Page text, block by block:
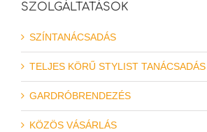
SZOLGÁLTATÁSOK
SZÍNTANÁCSADÁS
TELJES KÖRŰ STYLIST TANÁCSADÁS
GARDRÓBRENDEZÉS
KÖZÖS VÁSÁRLÁS